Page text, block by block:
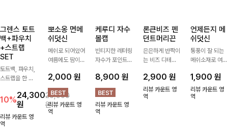
그렌스 토트
백+파우치
+스트랩
SET
토트백, 파우치,
스트랩을 한 번
ITEM활용도 높
게 어디에든 다
양하게 즐겨주세
요 ;)
10%24,300
원
26,900
원
리뷰 카운트 영
역
뽀소옹 면메
쉬덧신
메쉬로 되어있어
여름에도 땀이
음도 당당해지세
요:-)
2,000 원
리뷰 카운트 영
역
케루디 자수
볼캡
빈티지한 레터링
자수가 포인트가
에 자연스럽게
어우러지는 볼
캡!베이직한 컬
러와 깔끔한 쉐
입으로 캐주얼부
8,900원
리뷰 카운트 영
역
론큰비즈 펜
던트머리끈
은은하게 반짝이
는 비즈 디테일
트로 스타일에
센스를 더해주는
아이템, 탄탄한
2,900 원
리뷰 카운트 영
역
언제든지 메
쉬덧신
통풍이 잘 되는
메쉬소재로 여름
데일리로 신기
좋은 덧신이에요
^^
1,900원
리뷰 카운트 영
역